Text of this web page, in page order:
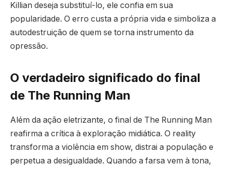
Killian deseja substituí-lo, ele confia em sua
popularidade. O erro custa a própria vida e simboliza a
autodestruição de quem se torna instrumento da
opressão.
O verdadeiro significado do final
de The Running Man
Além da ação eletrizante, o final de The Running Man
reafirma a crítica à exploração midiática. O reality
transforma a violência em show, distrai a população e
perpetua a desigualdade. Quando a farsa vem à tona,